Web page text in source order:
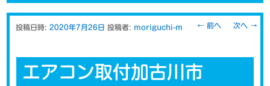
投稿ナビゲー
←前へ 次へ →
エアコン取付加古川市
投稿日時:2020年7月26日 投稿者: moriguchi-m